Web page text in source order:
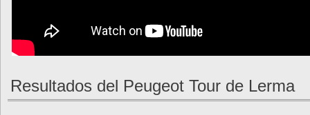
Resultados del Peugeot Tour de Lerma